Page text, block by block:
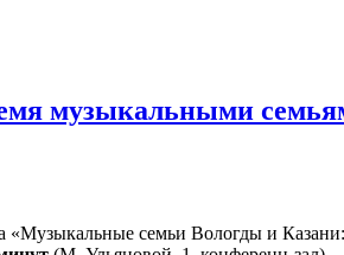
музыкальными
«Музыкальные семьи Вологды и